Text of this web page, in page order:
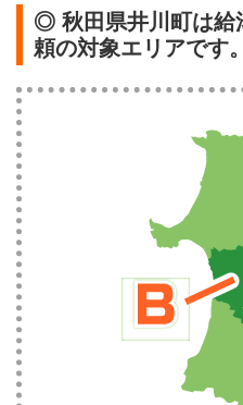
◎ 秋田県井川町は給
頼の対象エリアです。